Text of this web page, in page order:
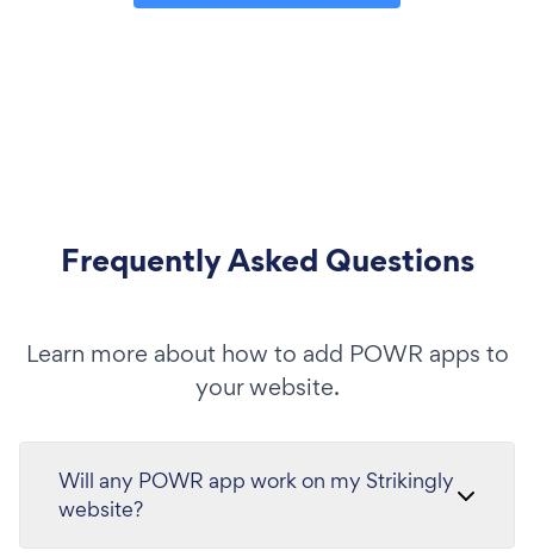
Frequently Asked Questions
Learn more about how to add POWR apps to
your website.
Will any POWR app work on my Strikingly
website?